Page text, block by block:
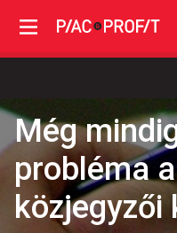
Még
probléma